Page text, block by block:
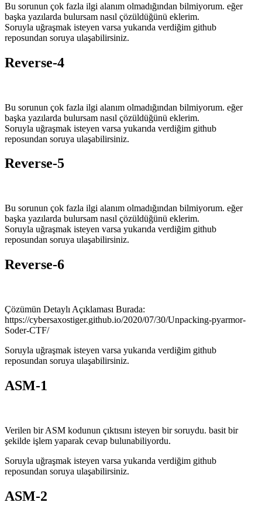
Bu sorunun çok fazla ilgi alanım olmadığından bilmiyorum. eğer
başka yazılarda bulursam nasıl çözüldüğünü eklerim.
Soruyla uğraşmak isteyen varsa yukarıda verdiğim github
reposundan soruya ulaşabilirsiniz.
Reverse-4
Bu sorunun çok fazla ilgi alanım olmadığından bilmiyorum. eğer
başka yazılarda bulursam nasıl çözüldüğünü eklerim.
Soruyla uğraşmak isteyen varsa yukarıda verdiğim github
reposundan soruya ulaşabilirsiniz.
Reverse-5
Bu sorunun çok fazla ilgi alanım olmadığından bilmiyorum. eğer
başka yazılarda bulursam nasıl çözüldüğünü eklerim.
Soruyla uğraşmak isteyen varsa yukarıda verdiğim github
reposundan soruya ulaşabilirsiniz.
Reverse-6
Çözümün Detaylı Açıklaması Burada:
https://cybersaxostiger.github.io/2020/07/30/Unpacking-pyarmor-
Soder-CTF/
Soruyla uğraşmak isteyen varsa yukarıda verdiğim github
reposundan soruya ulaşabilirsiniz.
ASM-1
Verilen bir ASM kodunun çıktısını isteyen bir soruydu. basit bir
şekilde işlem yaparak cevap bulunabiliyordu.
Soruyla uğraşmak isteyen varsa yukarıda verdiğim github
reposundan soruya ulaşabilirsiniz.
ASM-2